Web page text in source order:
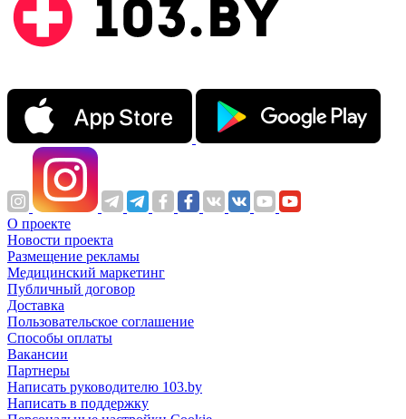
О проекте
Новости проекта
Размещение рекламы
Медицинский маркетинг
Публичный договор
Доставка
Пользовательское соглашение
Способы оплаты
Вакансии
Партнеры
Написать руководителю 103.by
Написать в поддержку